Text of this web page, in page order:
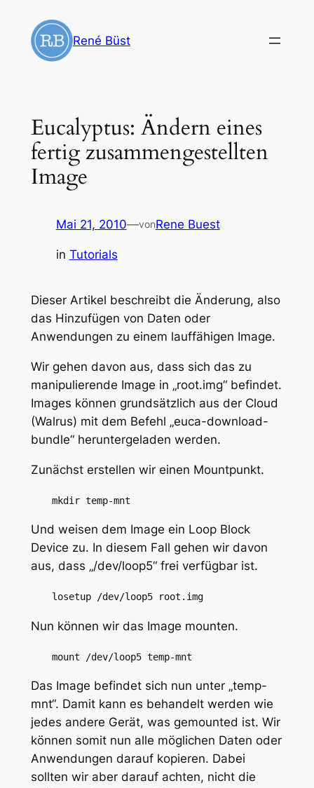
Inhalt
springen
René Büst
Eucalyptus: Ändern eines
fertig zusammengestellten
Image
Mai 21, 2010—vonRene Buest
in Tutorials
Dieser Artikel beschreibt die Änderung, also
das Hinzufügen von Daten oder
Anwendungen zu einem lauffähigen Image.
Wir gehen davon aus, dass sich das zu
manipulierende Image in „root.img“ befindet.
Images können grundsätzlich aus der Cloud
(Walrus) mit dem Befehl „euca-download-
bundle“ heruntergeladen werden.
Zunächst erstellen wir einen Mountpunkt.
mkdir temp-mnt
Und weisen dem Image ein Loop Block
Device zu. In diesem Fall gehen wir davon
aus, dass „/dev/loop5“ frei verfügbar ist.
losetup /dev/loop5 root.img
Nun können wir das Image mounten.
mount /dev/loop5 temp-mnt
Das Image befindet sich nun unter „temp-
mnt“. Damit kann es behandelt werden wie
jedes andere Gerät, was gemounted ist. Wir
können somit nun alle möglichen Daten oder
Anwendungen darauf kopieren. Dabei
sollten wir aber darauf achten, nicht die